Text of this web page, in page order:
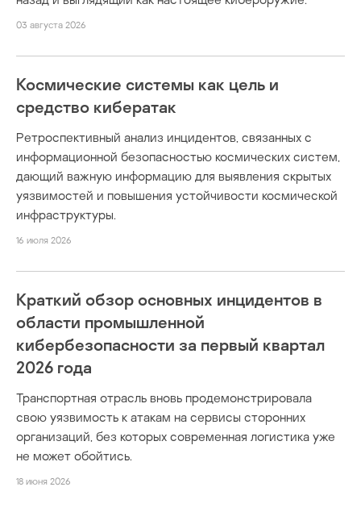
03 августа 2026
Космические системы как цель и
средство кибератак
Ретроспективный анализ инцидентов, связанных с
информационной безопасностью космических систем,
дающий важную информацию для выявления скрытых
уязвимостей и повышения устойчивости космической
инфраструктуры.
16 июля 2026
Краткий обзор основных инцидентов в
области промышленной
кибербезопасности за первый квартал
2026 года
Транспортная отрасль вновь продемонстрировала
свою уязвимость к атакам на сервисы сторонних
организаций, без которых современная логистика уже
не может обойтись.
18 июня 2026